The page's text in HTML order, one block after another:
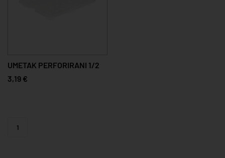
UMETAK PERFORIRANI 1/2
3,19 €
1